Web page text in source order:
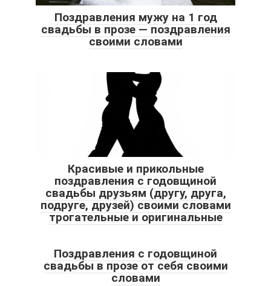
Поздравления мужу на 1 год
свадьбы в прозе — поздравления
своими словами
Красивые и прикольные
поздравления с годовщиной
свадьбы друзьям (другу, друга,
подруге, друзей) своими словами
трогательные и оригинальные
Поздравления с годовщиной
свадьбы в прозе от себя своими
словами